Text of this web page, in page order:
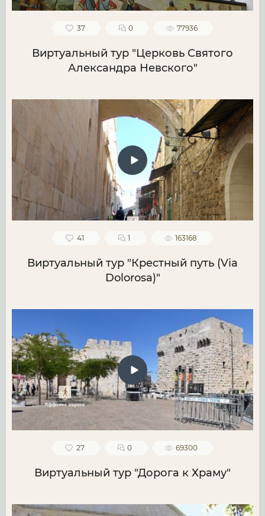
37 0 77936
Виртуальный тур "Церковь Святого
Александра Невского"
41 1 163168
Виртуальный тур "Крестный путь (Via
Dolorosa)"
27 0 69300
Виртуальный тур "Дорога к Храму"